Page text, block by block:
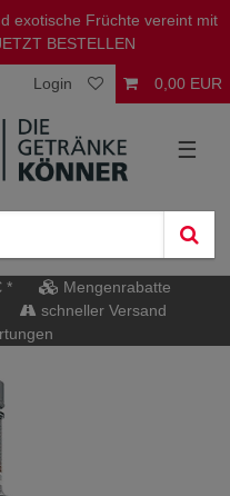
exotische Früchte vereint mit
BESTELLEN
Login 0,00 EUR
☰
*
Mengenrabatte
schneller Versand